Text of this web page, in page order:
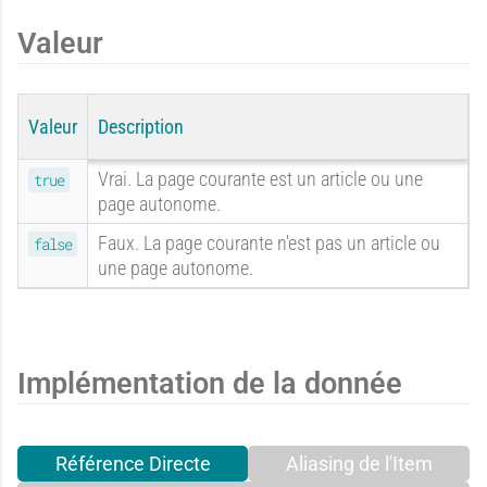
a
n
d
o
p
é
r
i
x
p
é
u
i
Valeur
Valeur Description
true
Vrai. La page courante est un article ou une
page autonome.
false
Faux. La page courante n'est pas un article ou
une page autonome.
Implémentation de la donnée
Référence Directe Aliasing de l'Item